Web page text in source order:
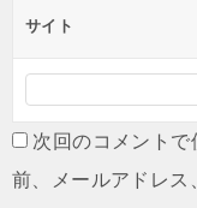
サイト
次回のコメントで
前、メールアドレス